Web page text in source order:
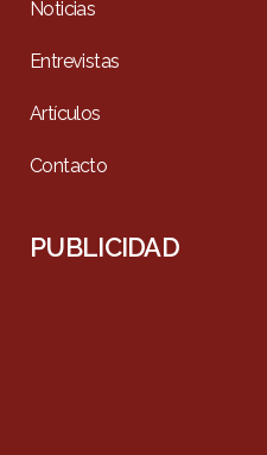
Noticias
Entrevistas
Artículos
Contacto
PUBLICIDAD